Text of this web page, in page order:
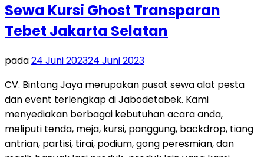
Sewa Kursi Ghost Transparan
Tebet Jakarta Selatan
pada24 Juni 202324 Juni 2023
CV. Bintang Jaya merupakan pusat sewa alat pesta
dan event terlengkap di Jabodetabek. Kami
menyediakan berbagai kebutuhan acara anda,
meliputi tenda, meja, kursi, panggung, backdrop, tiang
antrian, partisi, tirai, podium, gong peresmian, dan